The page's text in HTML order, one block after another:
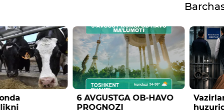
OB-HAVO
Vazirlar Mahkamasi
huzuridagi Migratsiya
oltin